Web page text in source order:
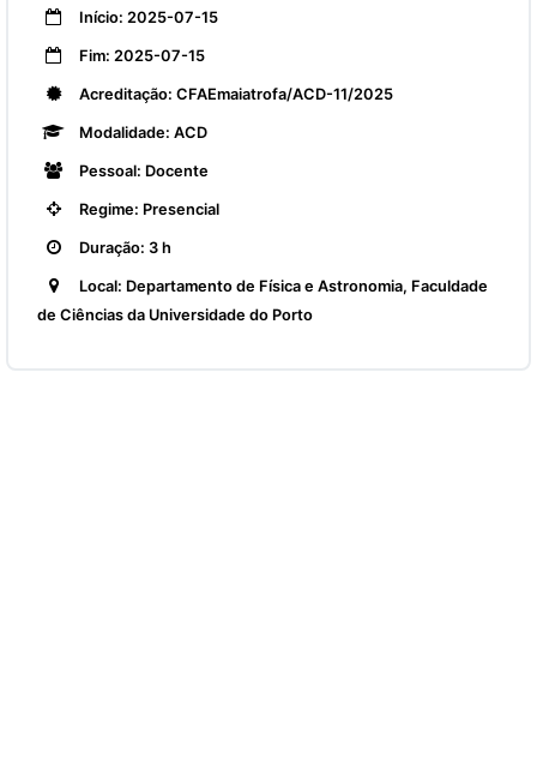
Início: 2025-07-15
Fim: 2025-07-15
Acreditação: CFAEmaiatrofa/ACD-11/2025
Modalidade: ACD
Pessoal: Docente
Regime: Presencial
Duração: 3 h
Local: Departamento de Física e Astronomia, Faculdade
de Ciências da Universidade do Porto